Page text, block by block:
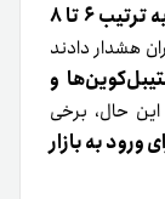
به ترتیب ۶ تا ۸
هشدار دادند
و
این حال، برخی
ورود به بازار